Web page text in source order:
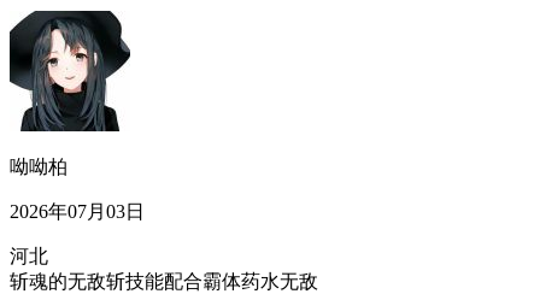
呦呦柏
2026年07月03日
河北
斩魂的无敌斩技能配合霸体药水无敌